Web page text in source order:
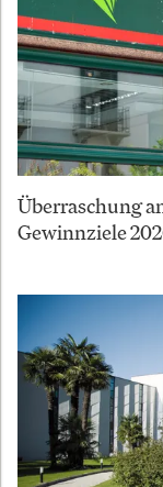
Überraschung
Gewinnziele